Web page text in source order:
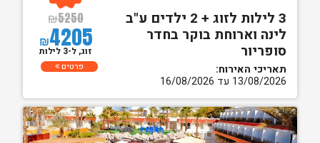
3 לילות לזוג + 2 ילדים ע"ב
לינה וארוחת בוקר בחדר
סופריור
תאריכי האירוח:
13/08/2026 עד 16/08/2026
₪5250
₪4205
זוג, ל-3 לילות
פרטים